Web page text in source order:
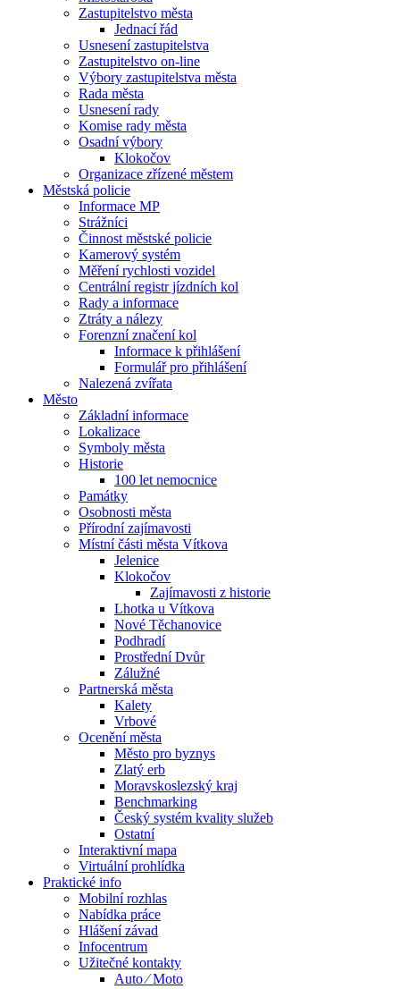
Zastupitelstvo města
Jednací řád
Usnesení zastupitelstva
Zastupitelstvo on-line
Výbory zastupitelstva města
Rada města
Usnesení rady
Komise rady města
Osadní výbory
Klokočov
Organizace zřízené městem
Městská policie
Informace MP
Strážníci
Činnost městské policie
Kamerový systém
Měření rychlosti vozidel
Centrální registr jízdních kol
Rady a informace
Ztráty a nálezy
Forenzní značení kol
Informace k přihlášení
Formulář pro přihlášení
Nalezená zvířata
Město
Základní informace
Lokalizace
Symboly města
Historie
100 let nemocnice
Památky
Osobnosti města
Přírodní zajímavosti
Místní části města Vítkova
Jelenice
Klokočov
Zajímavosti z historie
Lhotka u Vítkova
Nové Těchanovice
Podhradí
Prostřední Dvůr
Zálužné
Partnerská města
Kalety
Vrbové
Ocenění města
Město pro byznys
Zlatý erb
Moravskoslezský kraj
Benchmarking
Český systém kvality služeb
Ostatní
Interaktivní mapa
Virtuální prohlídka
Praktické info
Mobilní rozhlas
Nabídka práce
Hlášení závad
Infocentrum
Užitečné kontakty
Auto ⁄ Moto